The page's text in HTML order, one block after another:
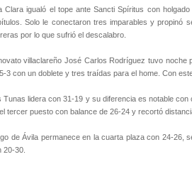
Clara igualó el tope ante Sancti Spíritus con
Solo le conectaron tres imparables y propinó
por lo que sufrió el descalabro.
villaclareño José Carlos Rodríguez tuvo
3 con un doblete y tres traídas para el home. Con
Tunas lidera con 31-19 y su diferencia es notable
tercer puesto con balance de 26-24 y recortó
de Ávila permanece en la cuarta plaza con 24-26,
20-30.